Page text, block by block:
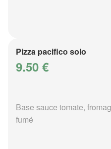
Pizza pacifico solo
9.50 €
Base sauce tomate,
fumé